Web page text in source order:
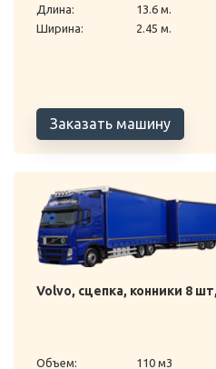
Длина:
13.6 м.
Ширина:
2.45 м.
Заказать машину
Volvo, сцепка, конники 8
Объем: 110 м3